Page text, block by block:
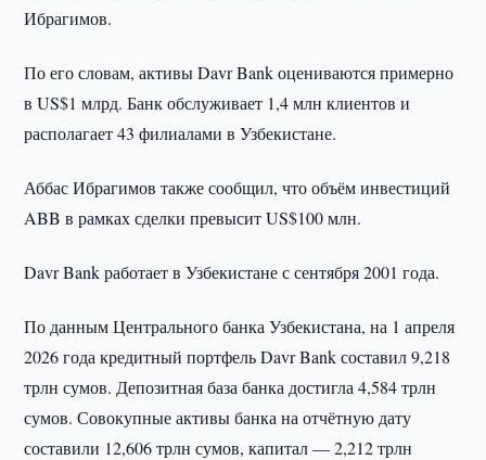
Ибрагимов.
По его словам, активы Davr Bank оцениваются примерно
в US$1 млрд. Банк обслуживает 1,4 млн клиентов и
располагает 43 филиалами в Узбекистане.
Аббас Ибрагимов также сообщил, что объём инвестиций
ABB в рамках сделки превысит US$100 млн.
Davr Bank работает в Узбекистане с сентября 2001 года.
По данным Центрального банка Узбекистана, на 1 апреля
2026 года кредитный портфель Davr Bank составил 9,218
трлн сумов. Депозитная база банка достигла 4,584 трлн
сумов. Совокупные активы банка на отчётную дату
составили 12,606 трлн сумов, капитал — 2,212 трлн